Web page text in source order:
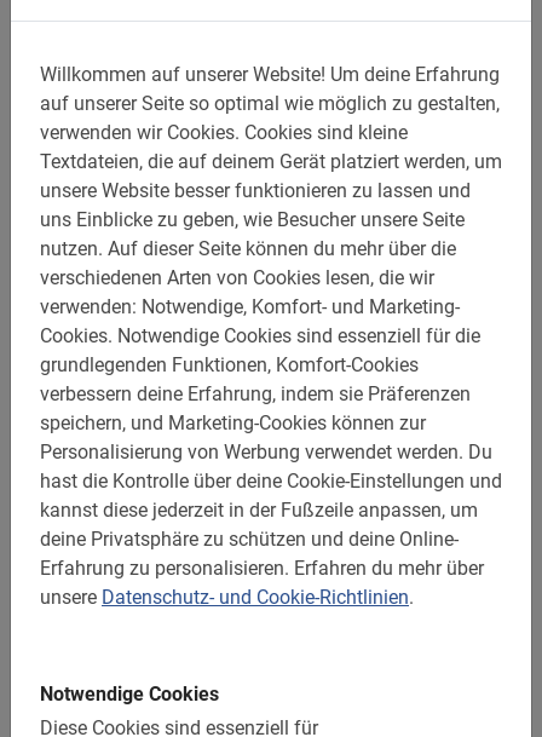
Willkommen auf unserer Website! Um deine Erfahrung
auf unserer Seite so optimal wie möglich zu gestalten,
verwenden wir Cookies. Cookies sind kleine
Textdateien, die auf deinem Gerät platziert werden, um
unsere Website besser funktionieren zu lassen und
uns Einblicke zu geben, wie Besucher unsere Seite
nutzen. Auf dieser Seite können du mehr über die
verschiedenen Arten von Cookies lesen, die wir
verwenden: Notwendige, Komfort- und Marketing-
Cookies. Notwendige Cookies sind essenziell für die
grundlegenden Funktionen, Komfort-Cookies
verbessern deine Erfahrung, indem sie Präferenzen
speichern, und Marketing-Cookies können zur
Personalisierung von Werbung verwendet werden. Du
hast die Kontrolle über deine Cookie-Einstellungen und
kannst diese jederzeit in der Fußzeile anpassen, um
deine Privatsphäre zu schützen und deine Online-
Erfahrung zu personalisieren. Erfahren du mehr über
unsere Datenschutz- und Cookie-Richtlinien.
Notwendige Cookies
Diese Cookies sind essenziell für
Die beliebteste Tour in Florenz für Schulgruppen und
Schüler. Günstige Preise und Lehrer radeln kostenlos mit.
Lehrreich und lustig!
€ 32,-
2,5 Std.
Toskana Umgebungstour
kennen.
5.0
(6)